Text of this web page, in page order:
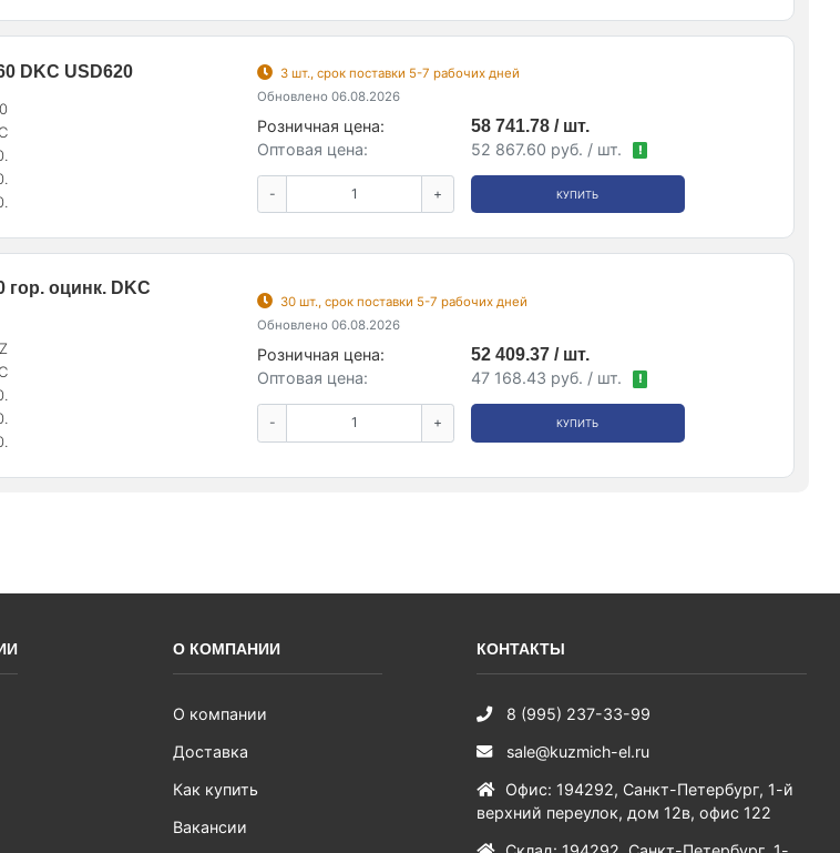
DKC USD620
3 шт., срок поставки 5-7 рабочих дней
Обновлено 06.08.2026
Розничная цена:
58 741.78 / шт.
Оптовая цена:
52 867.60 руб. / шт. !
- + КУПИТЬ
гор. оцинк. DKC
30 шт., срок поставки 5-7 рабочих дней
Обновлено 06.08.2026
Розничная цена:
52 409.37 / шт.
Оптовая цена:
47 168.43 руб. / шт. !
- + КУПИТЬ
О КОМПАНИИ
О компании
Доставка
Как купить
Вакансии
КОНТАКТЫ
8 (995) 237-33-99
sale@kuzmich-el.ru
Офис: 194292, Санкт-Петербург, 1-й
верхний переулок, дом 12в, офис 122